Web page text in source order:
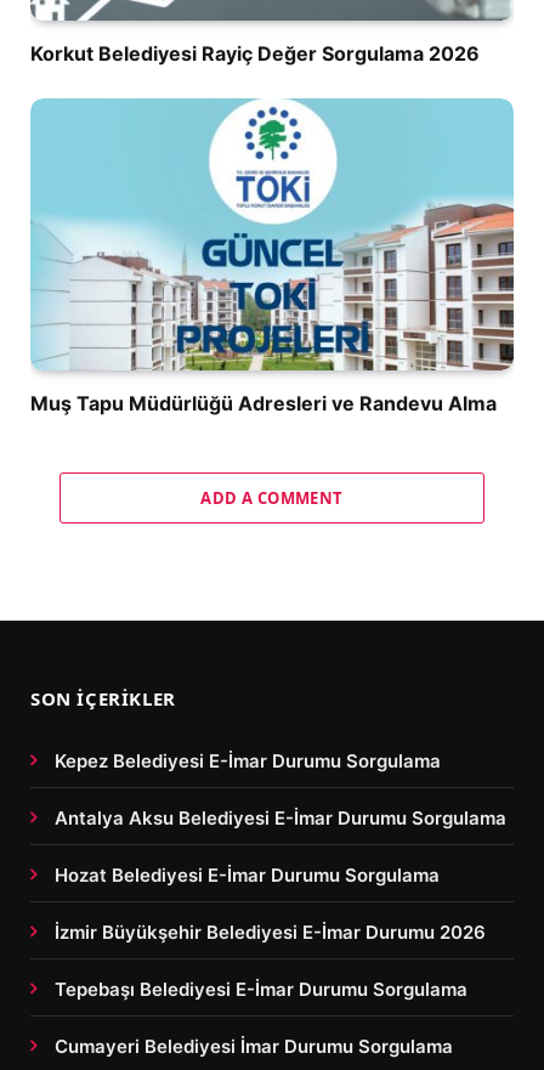
Korkut Belediyesi Rayiç Değer Sorgulama 2026
Muş Tapu Müdürlüğü Adresleri ve Randevu Alma
ADD A COMMENT
SON İÇERIKLER
Kepez Belediyesi E-İmar Durumu Sorgulama
Antalya Aksu Belediyesi E-İmar Durumu Sorgulama
Hozat Belediyesi E-İmar Durumu Sorgulama
İzmir Büyükşehir Belediyesi E-İmar Durumu 2026
Tepebaşı Belediyesi E-İmar Durumu Sorgulama
Cumayeri Belediyesi İmar Durumu Sorgulama